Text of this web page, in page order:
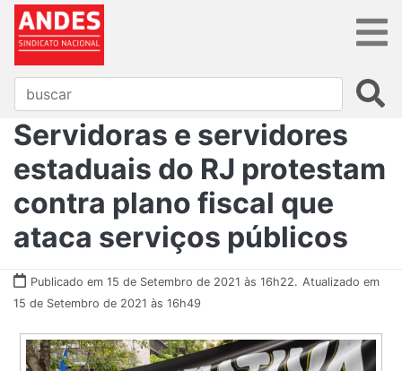
Servidoras e servidores
estaduais do RJ protestam
contra plano fiscal que
ataca serviços públicos
Publicado em 15 de Setembro de 2021 às 16h22. Atualizado em
15 de Setembro de 2021 às 16h49